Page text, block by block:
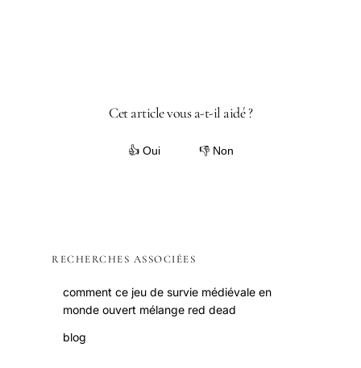
Cet article vous a-t-il aidé ?
👍 Oui 👎 Non
RECHERCHES ASSOCIÉES
comment ce jeu de survie médiévale en
monde ouvert mélange red dead
blog